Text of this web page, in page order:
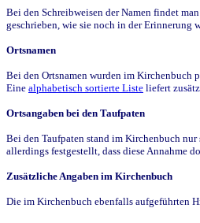
Bei den Schreibweisen der Namen findet
geschrieben, wie sie noch in der Erinnerung
Ortsnamen
Bei den Ortsnamen wurden im Kirchenbuch
Eine alphabetisch sortierte Liste liefert
Ortsangaben bei den Taufpaten
Bei den Taufpaten stand im Kirchenbuch
allerdings festgestellt, dass diese Annahme
Zusätzliche Angaben im Kirchenbuch
Die im Kirchenbuch ebenfalls aufgeführten